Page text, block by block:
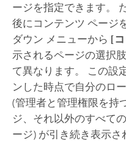
ージを指定できます。
後にコンテンツ ページ
ダウン メニューから [
示されるページの選択
て異なります。 この設
ンした時点で自分のロ
(管理者と管理権限を持
ジ、それ以外のすべて
ージ) が引き続き表示さ